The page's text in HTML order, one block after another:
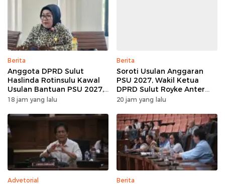
Berita
Anggota DPRD Sulut
Haslinda Rotinsulu Kawal
Usulan Bantuan PSU 2027,
BMR Diharap Jadi
18 jam yang lalu
Berita
Soroti Usulan Anggaran
PSU 2027, Wakil Ketua
DPRD Sulut Royke Anter
Minta Perkimtan Turun
20 jam yang lalu
Advetorial Berita